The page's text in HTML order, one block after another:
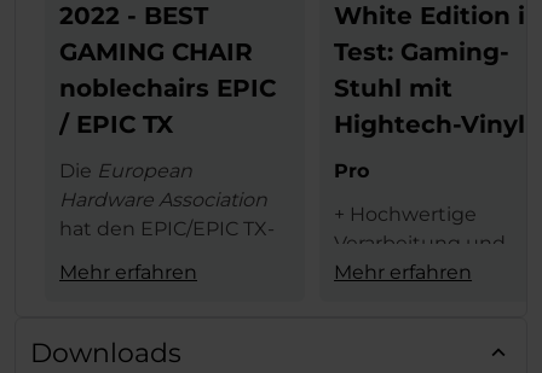
2022 - BEST
GAMING CHAIR
noblechairs EPIC
/ EPIC TX
Die European
Hardware Association
hat den EPIC/EPIC TX-
den begehrten
Award in der
Mehr erfahren
White Edition
Test: Gaming-
Stuhl mit
Hightech-Vinyl
Pro
+ Hochwertige
Verarbeitung und
Materialauswahl
+ hoher Sitzkomfort
Mehr erfahren
Downloads